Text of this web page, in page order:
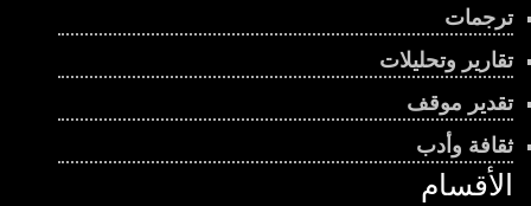
ترجمات
تقارير وتحليلات
تقدير موقف
ثقافة وأدب
الأقسام